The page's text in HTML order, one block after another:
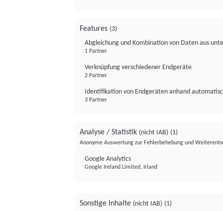
Features (3)
Abgleichung und Kombination von Daten aus
1 Partner
Verknüpfung verschiedener Endgeräte
2 Partner
Identifikation von Endgeräten anhand
3 Partner
Analyse / Statistik (nicht IAB) (1)
Anonyme Auswertung zur Fehlerbehebung und
Google Analytics
Google Ireland Limited, Irland
Sonstige Inhalte (nicht IAB) (1)